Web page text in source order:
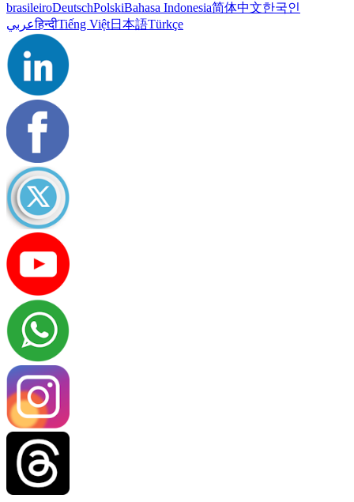
brasileiroDeutschPolskiBahasa Indonesia简体中文한국인
عربيहिन्दीTiếng Việt日本語Türkçe